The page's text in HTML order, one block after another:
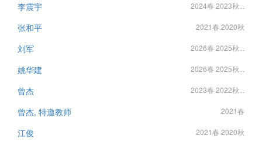
李震宇 2024春 2023秋...
张和平 2021春 2020秋
刘军 2026春 2025秋...
姚华建 2026春 2025秋...
曾杰 2023春 2022秋...
曾杰, 特邀教师 2021春
江俊 2021春 2020秋